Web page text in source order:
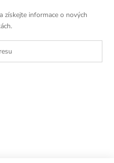
získejte informace o nových